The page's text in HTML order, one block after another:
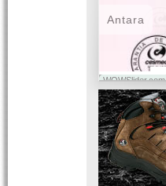
WOWSlider.com
Antara